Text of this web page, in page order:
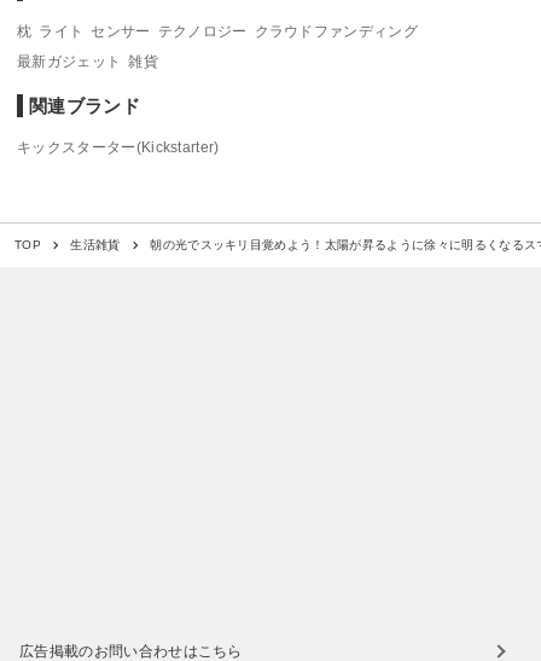
枕 ライト センサー テクノロジー
クラウドファンディング
最新ガジェット
雑貨
関連ブランド
キックスターター(Kickstarter)
TOP 生活雑貨 朝の光でスッキリ目覚めよう！太陽が昇るように徐々に明るくなるス
広告掲載のお問い合わせはこちら